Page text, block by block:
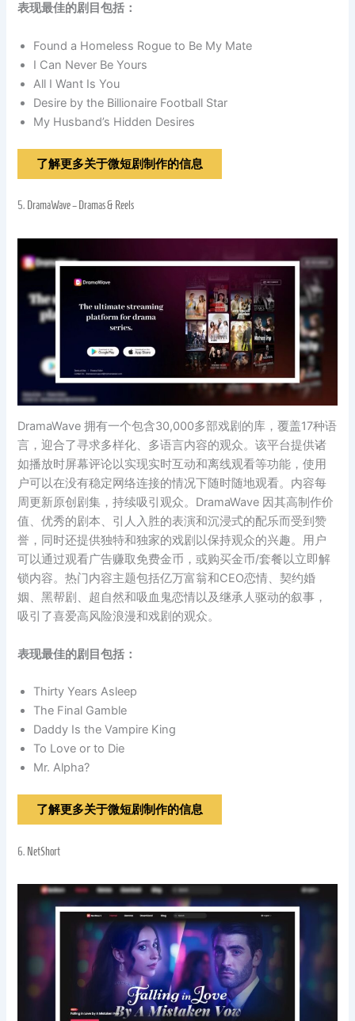
表现最佳的剧目包括：
Found a Homeless Rogue to Be My Mate
I Can Never Be Yours
All I Want Is You
Desire by the Billionaire Football Star
My Husband’s Hidden Desires
了解更多关于微短剧制作的信息
5. DramaWave – Dramas & Reels
DramaWave 拥有一个包含30,000多部戏剧的库，覆盖17种语
言，迎合了寻求多样化、多语言内容的观众。该平台提供诸
如播放时屏幕评论以实现实时互动和离线观看等功能，使用
户可以在没有稳定网络连接的情况下随时随地观看。内容每
周更新原创剧集，持续吸引观众。DramaWave 因其高制作价
值、优秀的剧本、引人入胜的表演和沉浸式的配乐而受到赞
誉，同时还提供独特和独家的戏剧以保持观众的兴趣。用户
可以通过观看广告赚取免费金币，或购买金币/套餐以立即解
锁内容。热门内容主题包括亿万富翁和CEO恋情、契约婚
姻、黑帮剧、超自然和吸血鬼恋情以及继承人驱动的叙事，
吸引了喜爱高风险浪漫和戏剧的观众。
表现最佳的剧目包括：
Thirty Years Asleep
The Final Gamble
Daddy Is the Vampire King
To Love or to Die
Mr. Alpha?
了解更多关于微短剧制作的信息
6. NetShort